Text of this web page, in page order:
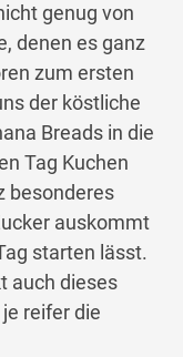
genug von
denen es ganz
zum ersten
der köstliche
Breads in die
Tag Kuchen
besonderes
auskommt
starten lässt.
auch dieses
reifer die